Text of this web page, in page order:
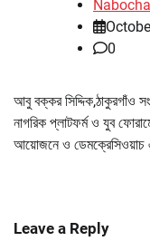
0
আবু বক্কর সিদ্দিক,ঠাকুরগাঁও
নাগরিক প্লাটফর্ম ও যুব
আয়োজনে ও ডেমক্রেসিওয়াচ
Leave a Reply